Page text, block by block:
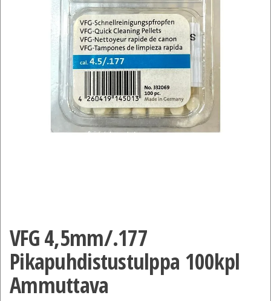
VFG 4,5mm/.177
Pikapuhdistustulppa 100kpl
Ammuttava